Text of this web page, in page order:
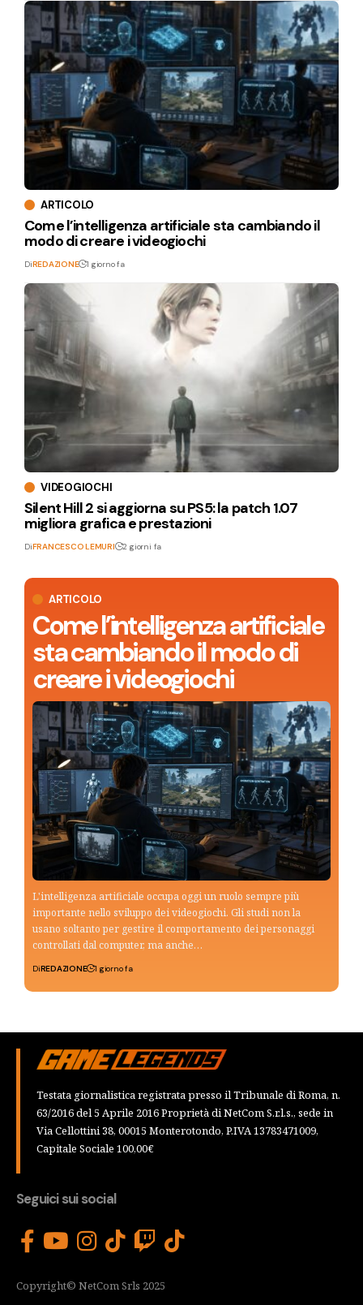
ARTICOLO
Come l’intelligenza artificiale
sta cambiando il modo di
creare i videogiochi
L'intelligenza artificiale occupa oggi un ruolo sempre più
importante nello sviluppo dei videogiochi. Gli studi non la
usano soltanto per gestire il comportamento dei personaggi
controllati dal computer, ma anche…
DiREDAZIONE 1 giorno fa
ARTICOLO
Come l’intelligenza artificiale sta cambiando il
modo di creare i videogiochi
DiREDAZIONE 1 giorno fa
VIDEOGIOCHI
Silent Hill 2 si aggiorna su PS5: la patch 1.07
migliora grafica e prestazioni
DiFRANCESCO LEMURI 2 giorni fa
Testata giornalistica registrata presso il Tribunale di Roma, n.
63/2016 del 5 Aprile 2016 Proprietà di NetCom S.r.l.s., sede in
Via Cellottini 38, 00015 Monterotondo, P.IVA 13783471009,
Capitale Sociale 100,00€
Seguici sui social
Copyright© NetCom Srls 2025